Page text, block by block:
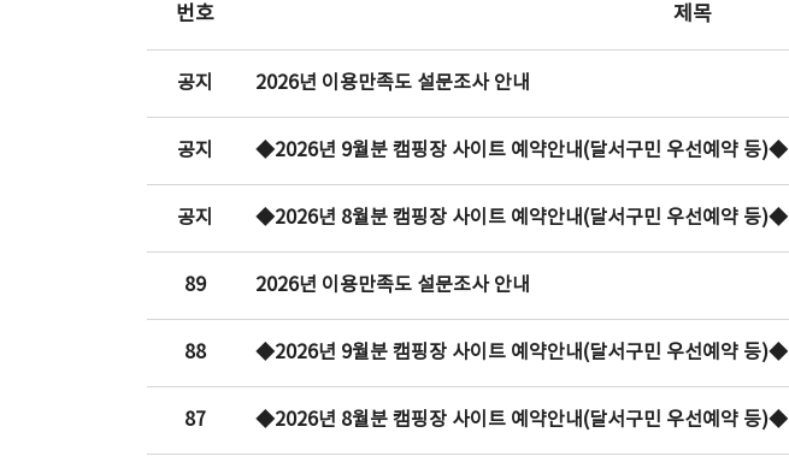
번호 제목
공지 2026년 이용만족도 설문조사 안내
공지 ◆2026년 9월분 캠핑장 사이트 예약안내(달서구민 우선예약 등)◆
공지 ◆2026년 8월분 캠핑장 사이트 예약안내(달서구민 우선예약 등)◆
89 2026년 이용만족도 설문조사 안내
88 ◆2026년 9월분 캠핑장 사이트 예약안내(달서구민 우선예약 등)◆
87 ◆2026년 8월분 캠핑장 사이트 예약안내(달서구민 우선예약 등)◆